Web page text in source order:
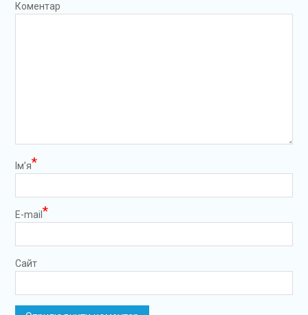
Коментар
Ім’я*
E-mail *
Сайт